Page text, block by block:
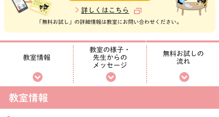
詳しくはこちら
「無料お試し」の詳細情報は教室にお問い合わせください。
教室情報
教室の様子・
先生からの
メッセージ
無料お試しの
流れ
教室情報